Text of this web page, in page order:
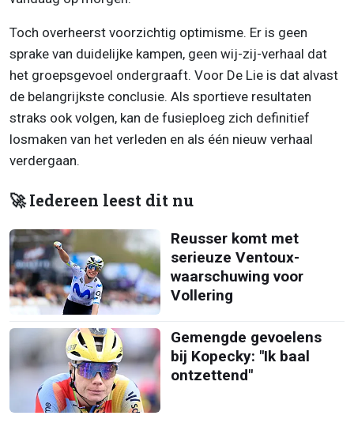
Toch overheerst voorzichtig optimisme. Er is geen
sprake van duidelijke kampen, geen wij-zij-verhaal dat
het groepsgevoel ondergraaft. Voor De Lie is dat alvast
de belangrijkste conclusie. Als sportieve resultaten
straks ook volgen, kan de fusieploeg zich definitief
losmaken van het verleden en als één nieuw verhaal
verdergaan.
🚀 Iedereen leest dit nu
Reusser komt met
serieuze Ventoux-
waarschuwing voor
Vollering
Gemengde gevoelens
bij Kopecky: "Ik baal
ontzettend"